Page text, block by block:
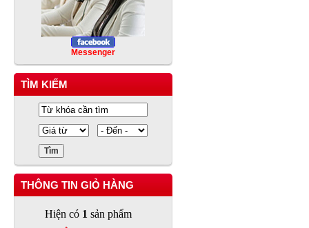
Messenger
TÌM KIẾM
THÔNG TIN GIỎ HÀNG
Hiện có 1 sản phẩm